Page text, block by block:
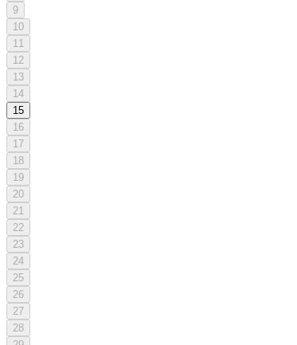
9
10
11
12
13
14
15
16
17
18
19
20
21
22
23
24
25
26
27
28